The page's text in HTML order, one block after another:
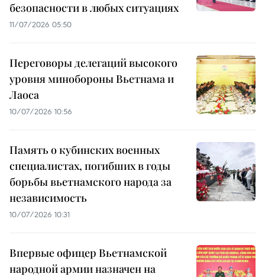
безопасности в любых ситуациях
11/07/2026 05:50
Переговоры делегаций высокого
уровня минобороны Вьетнама и
Лаоса
10/07/2026 10:56
Память о кубинских военных
специалистах, погибших в годы
борьбы вьетнамского народа за
независимость
10/07/2026 10:31
Впервые офицер Вьетнамской
народной армии назначен на